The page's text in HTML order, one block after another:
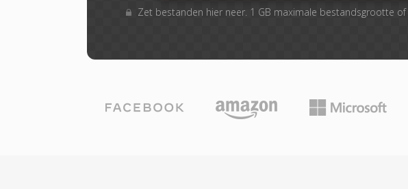
Zet bestanden hier neer. 1 GB maximale bestandsgrootte of